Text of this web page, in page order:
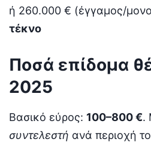
ή 260.000 € (έγγαμος/
τέκνο
Ποσά επίδομα
2025
Βασικό εύρος: 100–800 €.
συντελεστή ανά περιοχή